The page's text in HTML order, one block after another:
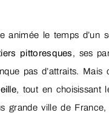
le temps d’un
pittoresques, ses
pas d’attraits. Mais
, tout en choisissant
grande ville de